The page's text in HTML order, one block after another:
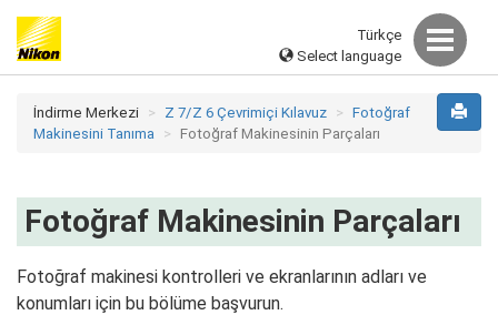
Türkçe
Select language
İndirme Merkezi Z 7/Z 6 Çevrimiçi Kılavuz
Fotoğraf
Makinesini Tanıma
Fotoğraf Makinesinin Parçaları
Fotoğraf Makinesinin Parçaları
Fotoğraf makinesi kontrolleri ve ekranlarının adları ve
konumları için bu bölüme başvurun.